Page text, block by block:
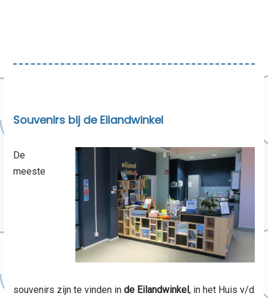
Souvenirs bij de Eilandwinkel
De
meeste
souvenirs zijn te vinden in de Eilandwinkel, in het Huis v/d